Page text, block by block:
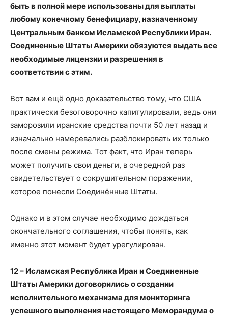
быть в полной мере использованы для выплаты
любому конечному бенефициару, назначенному
Центральным банком Исламской Республики Иран.
Соединенные Штаты Америки обязуются выдать все
необходимые лицензии и разрешения в
соответствии с этим.
Вот вам и ещё одно доказательство тому, что США
практически безоговорочно капитулировали, ведь они
заморозили иранские средства почти 50 лет назад и
изначально намеревались разблокировать их только
после смены режима. Тот факт, что Иран теперь
может получить свои деньги, в очередной раз
свидетельствует о сокрушительном поражении,
которое понесли Соединённые Штаты.
Однако и в этом случае необходимо дождаться
окончательного соглашения, чтобы понять, как
именно этот момент будет урегулирован.
12 – Исламская Республика Иран и Соединенные
Штаты Америки договорились о создании
исполнительного механизма для мониторинга
успешного выполнения настоящего Меморандума о